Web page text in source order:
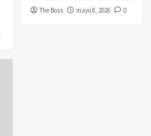
The Boss mayo 8, 2026 0